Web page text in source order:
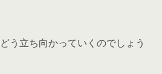
う立ち向かっていくのでしょう